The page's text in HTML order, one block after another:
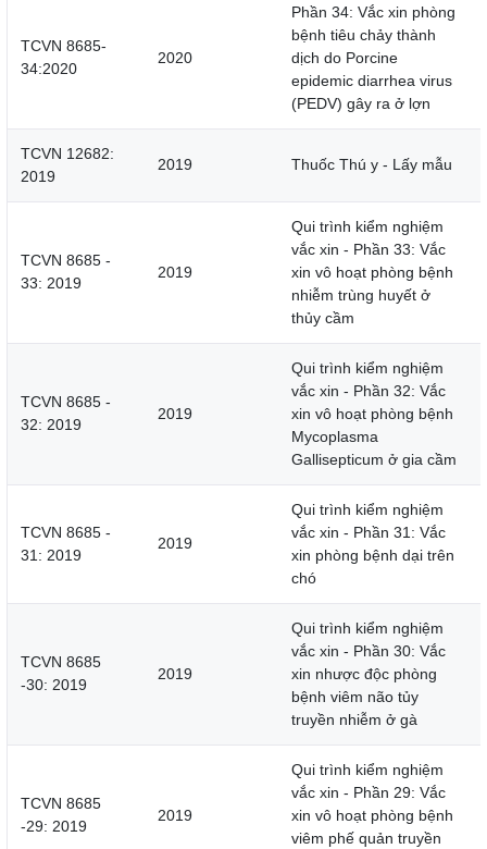
TCVN 8685-
34:2020
2020
Phần 34: Vắc xin phòng
bệnh tiêu chảy thành
dịch do Porcine
epidemic diarrhea virus
(PEDV) gây ra ở lợn
TCVN 12682:
2019
2019 Thuốc Thú y - Lấy mẫu
TCVN 8685 -
33: 2019
2019
Qui trình kiểm nghiệm
vắc xin - Phần 33: Vắc
xin vô hoạt phòng bệnh
nhiễm trùng huyết ở
thủy cầm
TCVN 8685 -
32: 2019
2019
Qui trình kiểm nghiệm
vắc xin - Phần 32: Vắc
xin vô hoạt phòng bệnh
Mycoplasma
Gallisepticum ở gia cầm
TCVN 8685 -
31: 2019
2019
Qui trình kiểm nghiệm
vắc xin - Phần 31: Vắc
xin phòng bệnh dại trên
chó
TCVN 8685
-30: 2019
2019
Qui trình kiểm nghiệm
vắc xin - Phần 30: Vắc
xin nhược độc phòng
bệnh viêm não tủy
truyền nhiễm ở gà
TCVN 8685
-29: 2019
2019
Qui trình kiểm nghiệm
vắc xin - Phần 29: Vắc
xin vô hoạt phòng bệnh
viêm phế quản truyền